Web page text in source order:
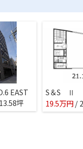
EAST
坪
S＆S Ⅱ
19.5万円/